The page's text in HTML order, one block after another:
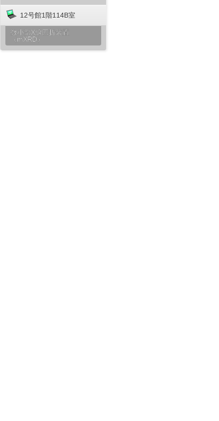
12号館1階114B室
微小部X線回折装置
（mXRD）